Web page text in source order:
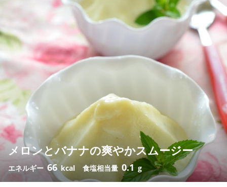
メロンとバナナの爽やかスムージー
エネルギー 66 kcal 食塩相当量 0.1 g